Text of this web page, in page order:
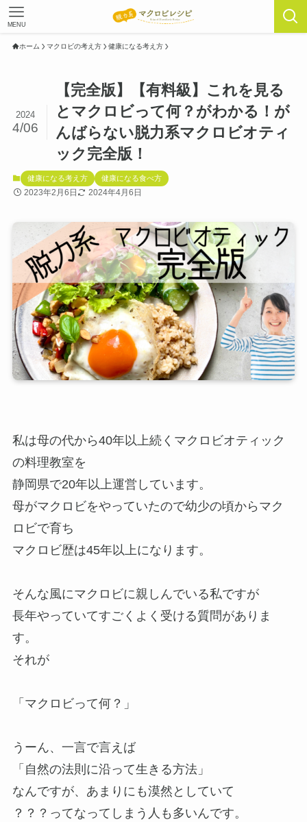
MENU
ホーム マクロビの考え方 健康になる考え方
【完全版】【有料級】これを見る
とマクロビって何？がわかる！が
んばらない脱力系マクロビオティ
ック完全版！
2024
4/06
健康になる考え方 健康になる食べ方
2023年2月6日 2024年4月6日
私は母の代から40年以上続くマクロビオティック
の料理教室を
静岡県で20年以上運営しています。
母がマクロビをやっていたので幼少の頃からマク
ロビで育ち
マクロビ歴は45年以上になります。
そんな風にマクロビに親しんでいる私ですが
長年やっていてすごくよく受ける質問がありま
す。
それが
「マクロビって何？」
うーん、一言で言えば
「自然の法則に沿って生きる方法」
なんですが、あまりにも漠然としていて
？？？ってなってしまう人も多いんです。